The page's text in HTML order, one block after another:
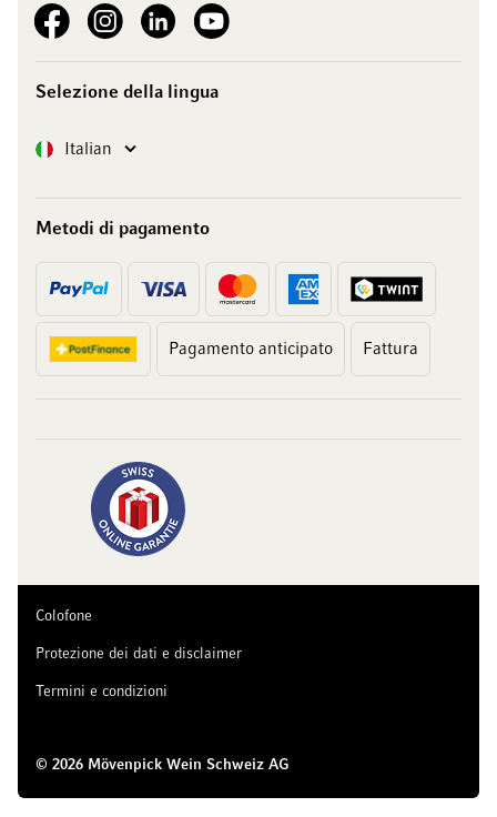
See our FacebookSee our Instagram account
See our LinkedInSee our YouTube channel
Selezione della lingua
Lingua Italian
Metodi di pagamento
Pagamento anticipato Fattura
© 2026 Mövenpick Wein Schweiz AG
Colofone
Protezione dei dati e disclaimer
Termini e condizioni